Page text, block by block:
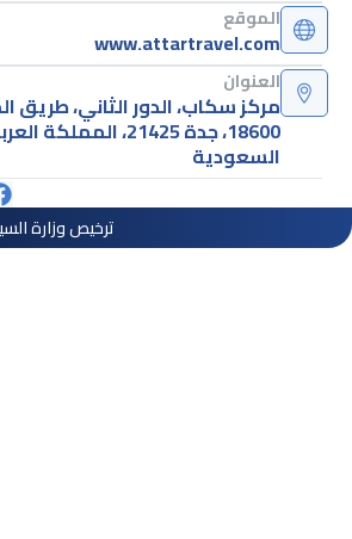
الموقع
www.attartravel.com
العنوان
مركز سكاب، الدور الثاني، طريق
18600، جدة 21425، المملكة
السعودية
ترخيص وزارة